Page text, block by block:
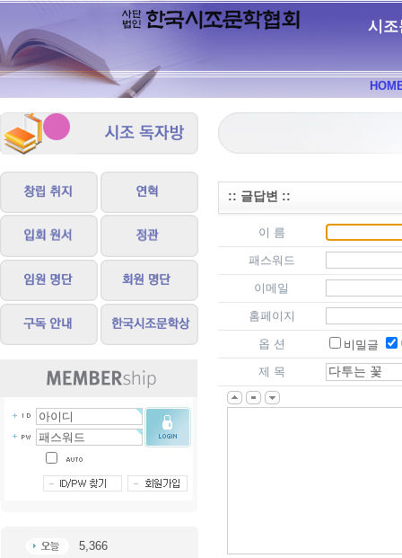
시조
5,366
:: 글답변 ::
이 름
패스워드
이메일
홈페이지
옵 션 비밀글
제 목